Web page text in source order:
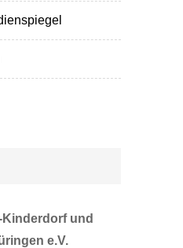
und
e.V.